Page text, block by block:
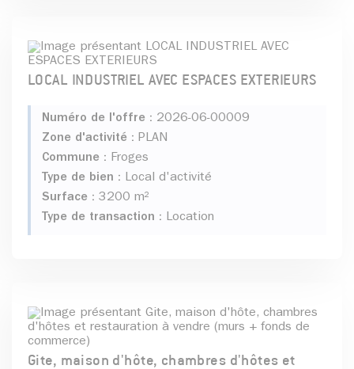
LOCAL INDUSTRIEL AVEC ESPACES EXTERIEURS
Numéro de l'offre : 2026-06-00009
Zone d'activité : PLAN
Commune : Froges
Type de bien : Local d'activité
Surface : 3200 m²
Type de transaction : Location
Gite, maison d'hôte, chambres d'hôtes et